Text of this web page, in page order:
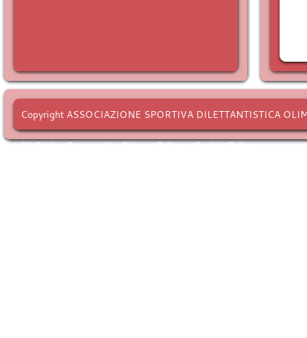
Copyright ASSOCIAZIONE SPORTIVA DILETTANTISTICA
All Rights Reserved. -Privacy Policy-Cookie Policy